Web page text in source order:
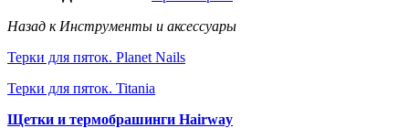
Назад к Инструменты и аксессуары
Терки для пяток. Planet Nails
Терки для пяток. Titania
Щетки и термобрашинги Hairway